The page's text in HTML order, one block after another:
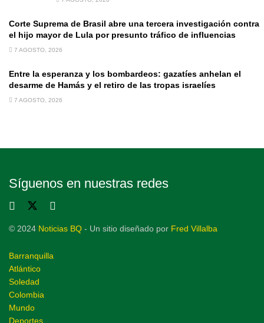
Corte Suprema de Brasil abre una tercera investigación contra
el hijo mayor de Lula por presunto tráfico de influencias
7 AGOSTO, 2026
Entre la esperanza y los bombardeos: gazatíes anhelan el
desarme de Hamás y el retiro de las tropas israelíes
7 AGOSTO, 2026
Síguenos en nuestras redes
© 2024 Noticias BQ - Un sitio diseñado por Fred Villalba
Barranquilla
Atlántico
Soledad
Colombia
Mundo
Deportes